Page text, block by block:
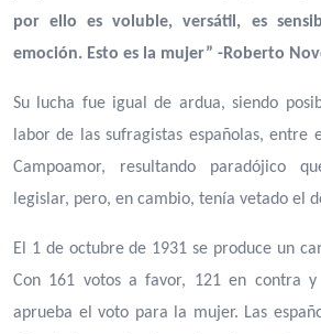
por ello es voluble, versátil, es
emoción. Esto es la mujer” -Roberto
Su lucha fue igual de ardua, siendo
labor de las sufragistas españolas, entre
Campoamor, resultando paradójico
legislar, pero, en cambio, tenía vetado el
El 1 de octubre de 1931 se produce un
Con 161 votos a favor, 121 en contra y
aprueba el voto para la mujer. Las